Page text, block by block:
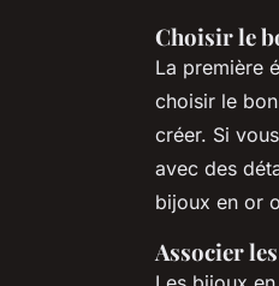
Choisir le
La première
choisir le
créer. Si
avec des
bijoux en or
Associer